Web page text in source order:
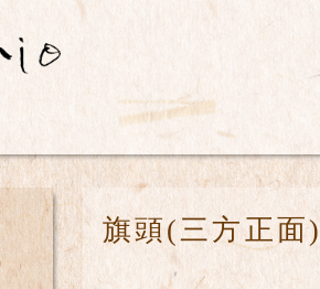
旗頭(三方正面)